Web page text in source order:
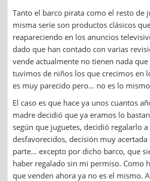
Tanto el barco pirata como el resto de
misma serie son productos clásicos
reapareciendo en los anuncios
dado que han contado con varias
vende actualmente no tienen nada
tuvimos de niños los que crecimos en
es muy parecido pero… no es lo
El caso es que hace ya unos cuantos
madre decidió que ya eramos lo
según que juguetes, decidió regalarlo
desfavorecidos, decisión muy
parte… excepto por dicho barco, que
haber regalado sin mi permiso. Como
que venden ahora ya no es el mismo.